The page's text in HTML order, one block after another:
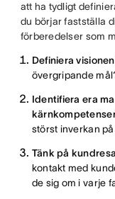
att ha tydligt
du börjar fastställa
förberedelser som
Definiera
övergripande
Identifiera era
störst inverkan
Tänk på
kontakt med
de sig om i varje